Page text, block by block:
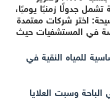
تشمل جدولًا زمنيًا يوميًا،
اختر شركات معتمدة
في المستشفيات حيث
للمياه النقية في